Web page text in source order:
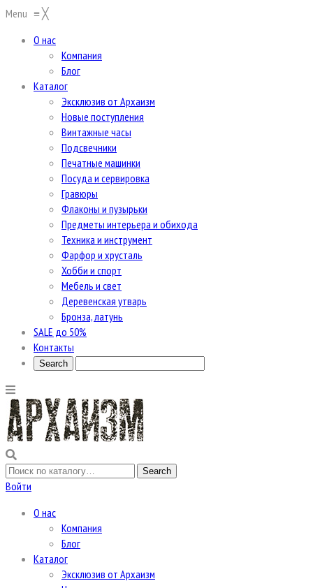
Menu ≡╳
О нас
Компания
Блог
Каталог
Эксклюзив от Архаизм
Новые поступления
Винтажные часы
Подсвечники
Печатные машинки
Посуда и сервировка
Гравюры
Флаконы и пузырьки
Предметы интерьера и обихода
Техника и инструмент
Фарфор и хрусталь
Хобби и спорт
Мебель и свет
Деревенская утварь
Бронза, латунь
SALE до 50%
Контакты
Войти
О нас
Компания
Блог
Каталог
Эксклюзив от Архаизм